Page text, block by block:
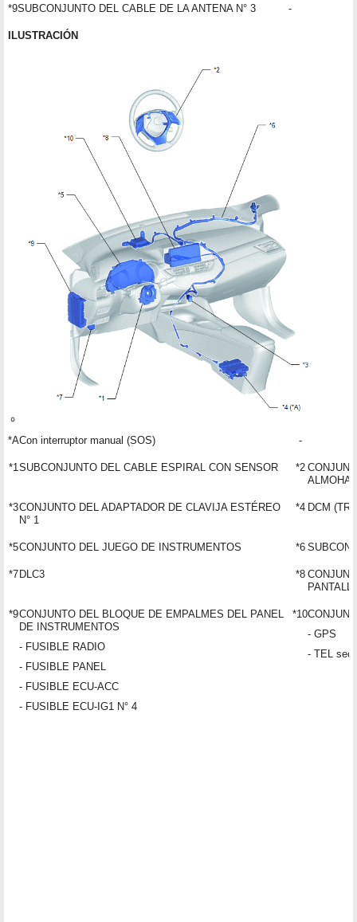
*9SUBCONJUNTO DEL CABLE DE LA ANTENA N° 3 -
ILUSTRACIÓN
*ACon interruptor manual (SOS) -
*1 SUBCONJUNTO DEL CABLE ESPIRAL CON SENSOR *2
*3CONJUNTO DEL ADAPTADOR DE CLAVIJA ESTÉREO
N° 1
*4 DCM
*5CONJUNTO DEL JUEGO DE INSTRUMENTOS *6
*7DLC3 *8
*9CONJUNTO DEL BLOQUE DE EMPALMES DEL PANEL
DE INSTRUMENTOS
- FUSIBLE RADIO
- FUSIBLE PANEL
- FUSIBLE ECU-ACC
- FUSIBLE ECU-IG1 N° 4
*10
- GPS
- TEL